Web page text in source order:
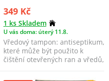
349 Kč
1 ks Skladem
U vás doma: úterý 11.8.
Vředový tampon: antiseptikum,
které může být použito k
čištění otevřených ran a vředů,